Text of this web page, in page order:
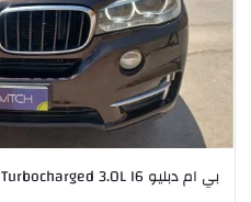
بي ام دبليو X5 Turbocharged 3.0L I6